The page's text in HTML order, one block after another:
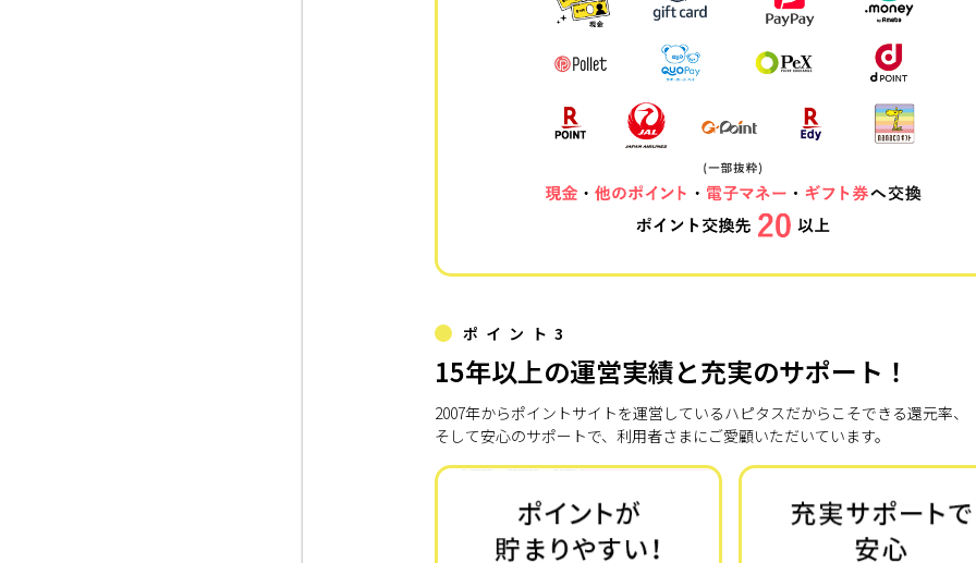
ポイント3
15年以上の運営実績と充実のサポート！
2007年からポイントサイトを運営しているハピタスだからこそできる還元率、
そして安心のサポートで、利用者さまにご愛顧いただいています。